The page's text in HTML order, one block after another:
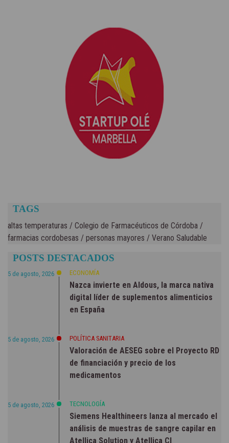
TAGS
altas temperaturas / Colegio de Farmacéuticos de Córdoba /
farmacias cordobesas / personas mayores / Verano Saludable
POSTS DESTACADOS
5 de agosto, 2026 ECONOMÍA
Nazca invierte en Aldous, la marca nativa
digital líder de suplementos alimenticios
en España
5 de agosto, 2026 POLÍTICA SANITARIA
Valoración de AESEG sobre el Proyecto RD
de financiación y precio de los
medicamentos
5 de agosto, 2026 TECNOLOGÍA
Siemens Healthineers lanza al mercado el
análisis de muestras de sangre capilar en
Atellica Solution y Atellica CI